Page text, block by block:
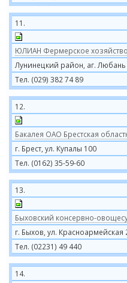
11.
ЮЛИАН Фермерское хозяйство
Лунинецкий район, аг. Любань
Тел. (029) 382 74 89
12.
Бакалея ОАО Брестская
г. Брест, ул. Купалы 100
Тел. (0162) 35-59-60
13.
Быховский консервно-
г. Быхов, ул. Красноармейская
Тел. (02231) 49 440
14.